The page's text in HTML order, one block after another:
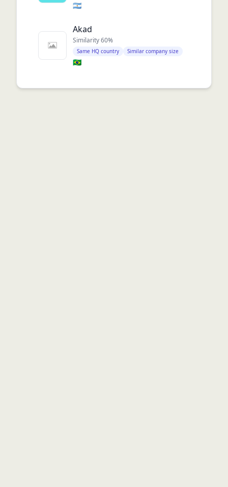
🇦🇷
Akad
Similarity60%
Same HQ country Similar company size
🇧🇷